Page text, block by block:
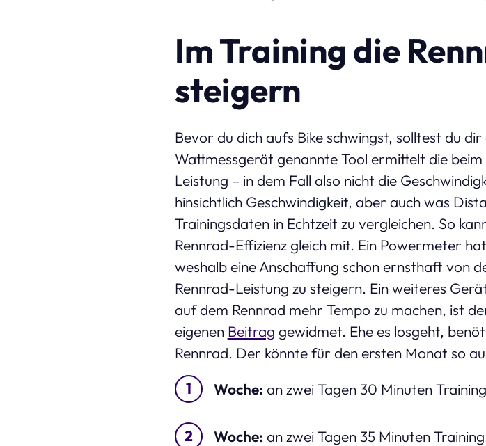
Im Training die
steigern
Bevor du dich aufs Bike schwingst, solltest du dir
Wattmessgerät genannte Tool ermittelt die
Leistung – in dem Fall also nicht die
hinsichtlich Geschwindigkeit, aber auch was
Trainingsdaten in Echtzeit zu vergleichen. So
Rennrad-Effizienz gleich mit. Ein Powermeter
weshalb eine Anschaffung schon ernsthaft von
Rennrad-Leistung zu steigern. Ein weiteres
auf dem Rennrad mehr Tempo zu machen, ist
eigenen Beitrag gewidmet. Ehe es losgeht,
Rennrad. Der könnte für den ersten Monat so
Woche: an zwei Tagen 30 Minuten
Woche: an zwei Tagen 35 Minuten